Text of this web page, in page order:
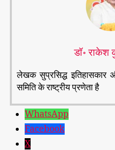
डॉ॰ राकेश
लेखक सुप्रसिद्ध इतिहासकार
समिति के राष्ट्रीय प्रणेता है
WhatsApp
Facebook
X